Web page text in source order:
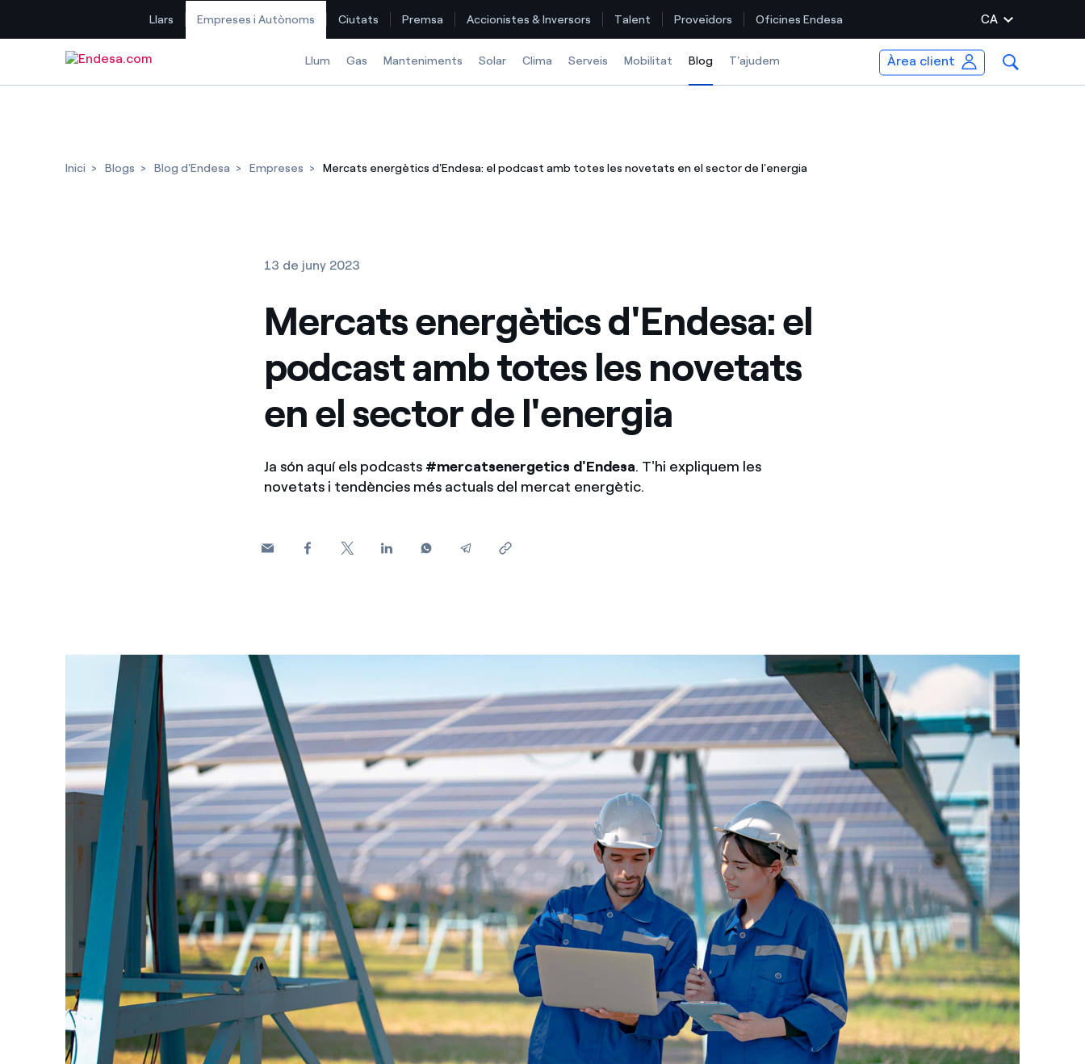
Llars Empreses i Autònoms Ciutats Premsa Accionistes & Inversors Talent Proveïdors Oficines Endesa CA
Llum Gas Manteniments Solar Clima Serveis Mobilitat Blog Selected item
T'ajudem Àrea client
Has rebut una oferta per canviar de companyia?
Ofertes per a autònoms i Pymes
Gestiones diverses comunitats de propietaris?
Inici Blogs Blog d'Endesa Empreses Mercats energètics d'Endesa: el podcast amb totes les novetats en el sector de l'energia
13 de juny 2023
Mercats energètics d'Endesa: el
podcast amb totes les novetats
en el sector de l'energia
Ja són aquí els podcasts #mercatsenergetics d'Endesa. T'hi expliquem les
novetats i tendències més actuals del mercat energètic.